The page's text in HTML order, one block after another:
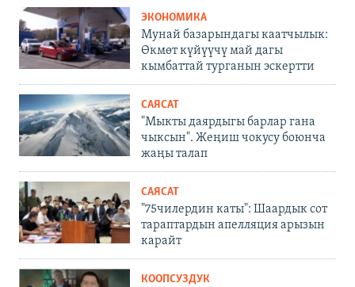
ЭКОНОМИКА
Мунай базарындагы каатчылык:
Өкмөт күйүүчү май дагы
кымбаттай турганын эскертти
САЯСАТ
"Мыкты даярдыгы барлар гана
чыксын". Жеңиш чокусу боюнча
жаңы талап
САЯСАТ
"75чилердин каты": Шаардык сот
тараптардын апелляция арызын
карайт
КООПСУЗДУК